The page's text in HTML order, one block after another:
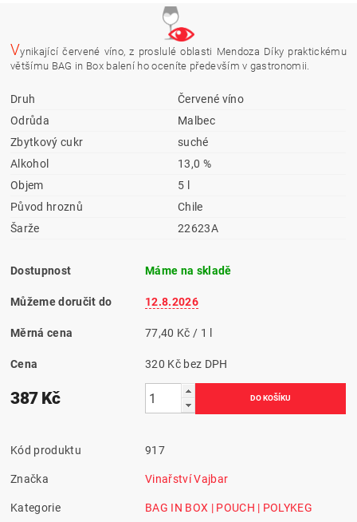
Vynikající červené víno, z proslulé oblasti Mendoza Díky praktickému
většímu BAG in Box balení ho oceníte především v gastronomii.
Druh
Červené víno
Odrůda
Malbec
Zbytkový cukr
suché
Alkohol
13,0 %
Objem
5 l
Původ hroznů
Chile
Šarže
22623A
Dostupnost Máme na skladě
Můžeme doručit do 12.8.2026
Měrná cena 77,40 Kč / 1 l
Cena 320 Kč bez DPH
387 Kč
Kód produktu 917
Značka Vinařství Vajbar
Kategorie BAG IN BOX | POUCH | POLYKEG